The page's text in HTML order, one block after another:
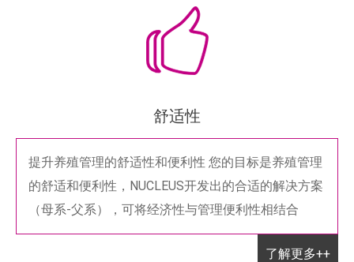
舒适性
提升养殖管理的舒适性和便利性 您的目标是养殖管理
的舒适和便利性，NUCLEUS开发出的合适的解决方案
（母系-父系），可将经济性与管理便利性相结合
了解更多++